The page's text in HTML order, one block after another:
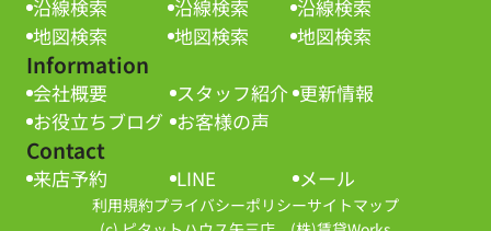
沿線検索
地図検索
沿線検索
地図検索
沿線検索
地図検索
Information
会社概要 スタッフ紹介 更新情報
お役立ちブログ お客様の声
Contact
来店予約 LINE メール
利用規約プライバシーポリシーサイトマップ